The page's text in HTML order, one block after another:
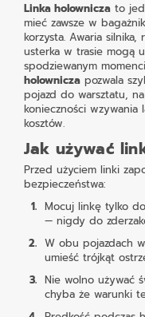
Linka holownicza to
mieć zawsze w
korzysta. Awaria silnika,
usterka w trasie mogą
spodziewanym
holownicza pozwala
pojazd do warsztatu,
konieczności
kosztów.
Jak używać
Przed użyciem linki
bezpieczeństwa:
Mocuj linkę tylko
— nigdy do
W obu pojazdach
umieść trójkąt
Nie wolno używać
chyba że warunki